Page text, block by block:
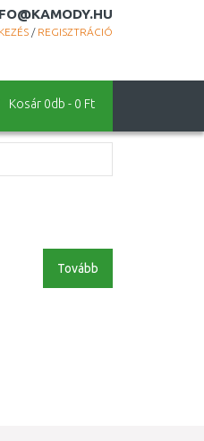
/ REGISZTRÁCIÓ
Kosár 0db - 0 Ft
Tovább